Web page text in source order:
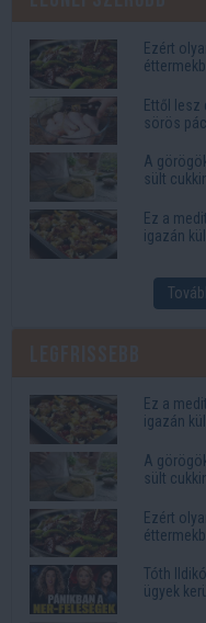
Ezért
Ettől
sörös
A
sült
Ez a
igazán
Ez a
igazán
A
sült
Ezért
Tóth
ügyek